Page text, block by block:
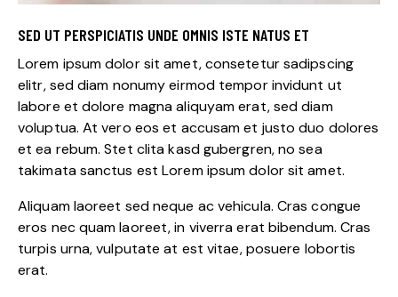
SED UT PERSPICIATIS UNDE OMNIS ISTE NATUS ET
Lorem ipsum dolor sit amet, consetetur sadipscing
elitr, sed diam nonumy eirmod tempor invidunt ut
labore et dolore magna aliquyam erat, sed diam
voluptua. At vero eos et accusam et justo duo dolores
et ea rebum. Stet clita kasd gubergren, no sea
takimata sanctus est Lorem ipsum dolor sit amet.
Aliquam laoreet sed neque ac vehicula. Cras congue
eros nec quam laoreet, in viverra erat bibendum. Cras
turpis urna, vulputate at est vitae, posuere lobortis
erat.